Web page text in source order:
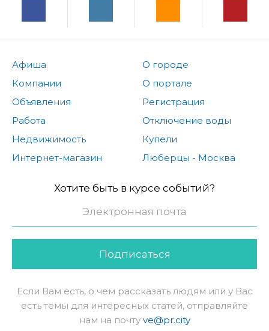
Афиша
Компании
Объявления
Работа
Недвижимость
Интернет-магазин
О городе
О портале
Регистрация
Отключение воды
Купели
Люберцы - Москва
Хотите быть в курсе событий?
Подписаться
Если Вам есть, о чем рассказать людям или у Вас
есть темы для интересных статей, отправляйте
нам на почту ve@pr.city